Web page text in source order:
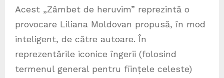
Acest „Zâmbet de heruvim” reprezintă o
provocare Liliana Moldovan propusă, în mod
inteligent, de către autoare. În
reprezentările iconice îngerii (folosind
termenul general pentru ființele celeste)